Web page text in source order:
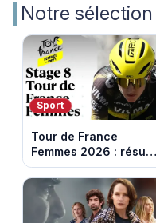
Notre
Sport
Tour de France
Femmes 2026 : résumé
vidéo de la 9e étape
entre Sisteron et Nice